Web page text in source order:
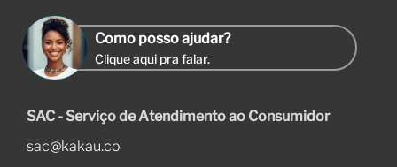
Como posso ajudar?
Clique aqui pra falar.
SAC - Serviço de Atendimento ao Consumidor
sac@kakau.co